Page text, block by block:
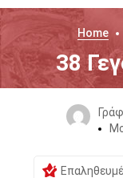
Home
38